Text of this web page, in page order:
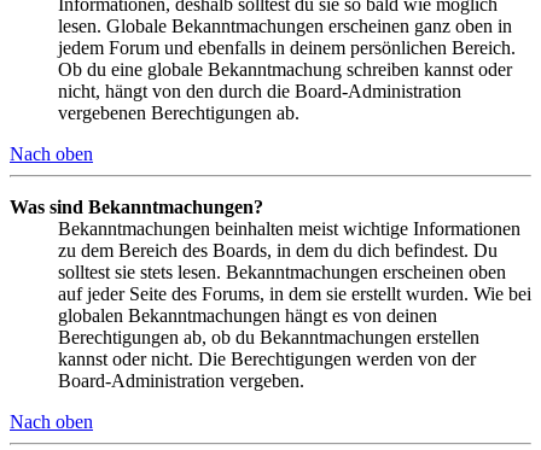
lesen. Globale Bekanntmachungen erscheinen ganz oben in
jedem Forum und ebenfalls in deinem persönlichen Bereich.
Ob du eine globale Bekanntmachung schreiben kannst oder
nicht, hängt von den durch die Board-Administration
vergebenen Berechtigungen ab.
Nach oben
Was sind Bekanntmachungen?
Bekanntmachungen beinhalten meist wichtige Informationen
zu dem Bereich des Boards, in dem du dich befindest. Du
solltest sie stets lesen. Bekanntmachungen erscheinen oben
auf jeder Seite des Forums, in dem sie erstellt wurden. Wie bei
globalen Bekanntmachungen hängt es von deinen
Berechtigungen ab, ob du Bekanntmachungen erstellen
kannst oder nicht. Die Berechtigungen werden von der
Board-Administration vergeben.
Nach oben